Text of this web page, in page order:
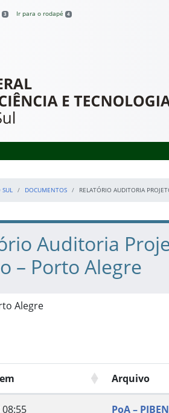
3 Ir para o rodapé 4
Rio
DOCUMENTOS RELATÓRIO AUDITORIA
Auditoria
– Porto Alegre
Alegre
Arquivo
PoA – PIBEN